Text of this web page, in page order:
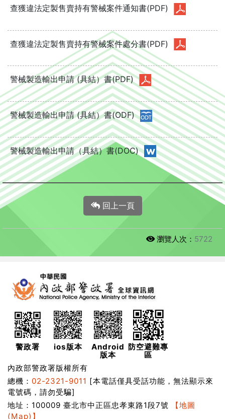
查獲違法定製售賣持有警械案件通知書(PDF)
查獲違法定製售賣持有警械案件處分書(PDF)
警械製造輸出申請 (具結）書(PDF)
警械製造輸出申請 (具結）書(ODF)
警械製造輸出申請（具結）書(DOC)
回上一頁
瀏覽人次： 5722
警政署 ios版本
Android
版本
防空避難專
區
內政部警政署版權所有
總機： 02-2321-9011 [本電話僅具受話功能，無法顯示來
電號碼，請勿受騙]
地址：100009 臺北市中正區忠孝東路1段7號
【地圖
(Map)】